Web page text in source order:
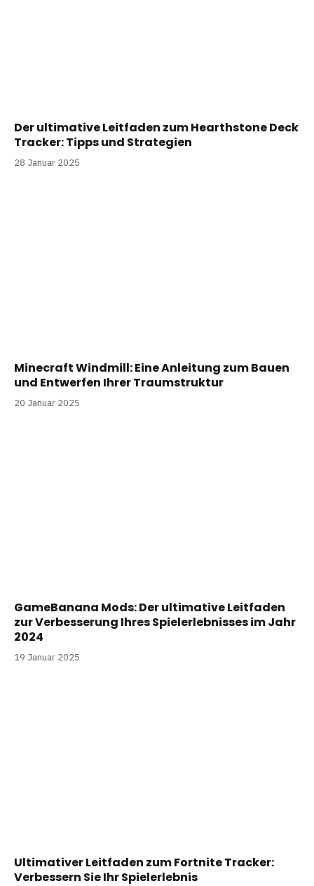
Der ultimative Leitfaden zum Hearthstone Deck
Tracker: Tipps und Strategien
28 Januar 2025
Minecraft Windmill: Eine Anleitung zum Bauen
und Entwerfen Ihrer Traumstruktur
20 Januar 2025
GameBanana Mods: Der ultimative Leitfaden
zur Verbesserung Ihres Spielerlebnisses im Jahr
2024
19 Januar 2025
Ultimativer Leitfaden zum Fortnite Tracker:
Verbessern Sie Ihr Spielerlebnis